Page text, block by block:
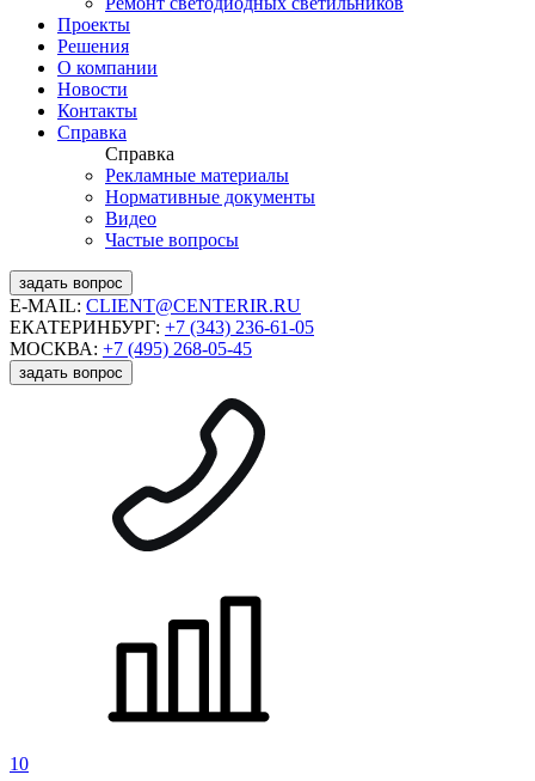
Проекты
Решения
О компании
Новости
Контакты
Справка
Справка
Рекламные материалы
Нормативные документы
Видео
Частые вопросы
задать вопрос
E-MAIL: CLIENT@CENTERIR.RU
ЕКАТЕРИНБУРГ: +7 (343) 236-61-05
МОСКВА: +7 (495) 268-05-45
задать вопрос
10